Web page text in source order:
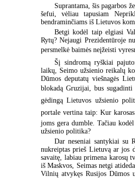
Suprantama, šis pagarbos
šefui, vėliau tapusiam
bendraminčiams iš Lietuvos
Betgi kodėl taip elgiasi
Rytų? Nejaugi Prezidentūroje
persmelkė baimės neįžeisti
Šį sindromą ryškiai
laikų, Seimo užsienio reikalų
Dūmos deputatų viešnagės
blokadą Gruzijai, bus
gėdingą Lietuvos užsienio
portale vertina taip: Kur
joms gera dumble. Tačiau
užsienio politika?
Dar neseniai santykiai su
nukreiptas prieš Lietuvą ar jos
savaitę, labiau primena karosų
iš Maskvos, Seimas netgi
Vilnių atvykęs Rusijos Dūmos